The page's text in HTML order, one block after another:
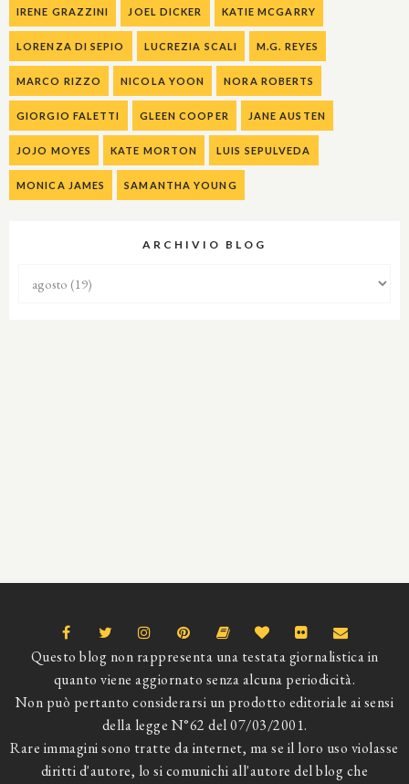
IRENE GRAZZINI JOEL DICKER KATIE MCGARRY
LORENZA DI SEPIO LUCREZIA SCALI M.G. REYES
MARCO RIZZO NICOLA YOON NORA ROBERTS
GIORGIO FALETTI GLEEN COOPER JANE AUSTEN
JOJO MOYES KATE MORTON LUIS SEPULVEDA
MONICA JAMES SAMANTHA YOUNG
ARCHIVIO BLOG
Questo blog non rappresenta una testata giornalistica in
quanto viene aggiornato senza alcuna periodicità.
Non può pertanto considerarsi un prodotto editoriale ai sensi
della legge N°62 del 07/03/2001.
Rare immagini sono tratte da internet, ma se il loro uso violasse
diritti d'autore, lo si comunichi all'autore del blog che